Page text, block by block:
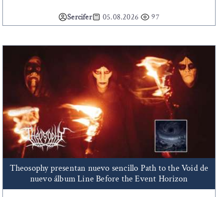
Sercifer 05.08.2026 97
Theosophy presentan nuevo sencillo Path to the Void de
nuevo álbum Line Before the Event Horizon